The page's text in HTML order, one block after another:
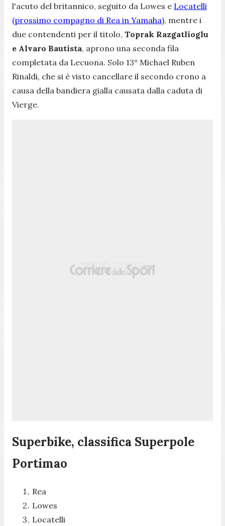
l'acuto del britannico, seguito da Lowes e Locatelli
(prossimo compagno di Rea in Yamaha), mentre i
due contendenti per il titolo, Toprak Razgatlioglu
e Alvaro Bautista, aprono una seconda fila
completata da Lecuona. Solo 13° Michael Ruben
Rinaldi, che si è visto cancellare il secondo crono a
causa della bandiera gialla causata dalla caduta di
Vierge.
Superbike, classifica Superpole
Portimao
Rea
Lowes
Locatelli